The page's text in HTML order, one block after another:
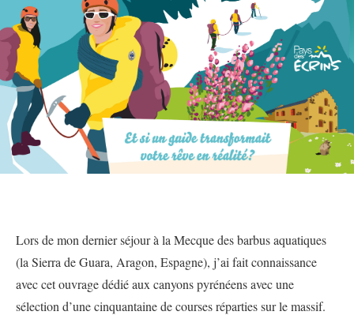
Lors de mon dernier séjour à la Mecque des barbus aquatiques
(la Sierra de Guara, Aragon, Espagne), j’ai fait connaissance
avec cet ouvrage dédié aux canyons pyrénéens avec une
sélection d’une cinquantaine de courses réparties sur le massif.